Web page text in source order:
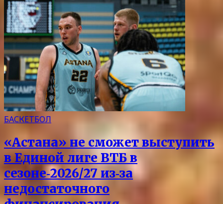
БАСКЕТБОЛ
«Астана» не сможет выступить
в Единой лиге ВТБ в
сезоне‑2026/27 из‑за
недостаточного